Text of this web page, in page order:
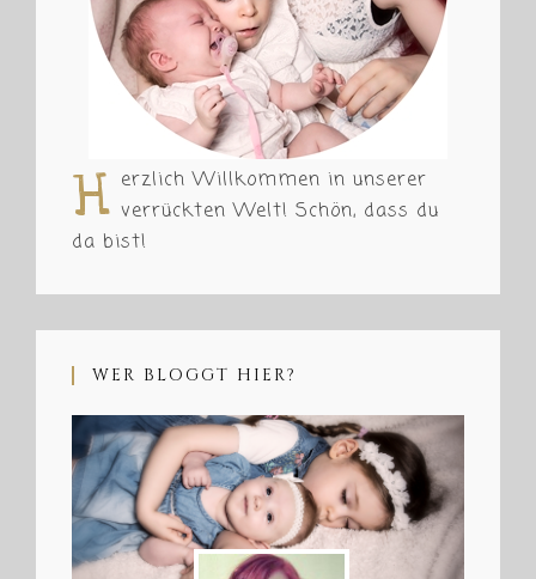
H erzlich Willkommen in unserer
verrückten Welt! Schön, dass du
da bist!
WER BLOGGT HIER?